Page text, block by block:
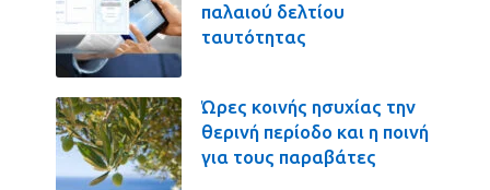
παλαιού δελτίου
ταυτότητας
Ώρες κοινής ησυχίας την
θερινή περίοδο και η ποινή
για τους παραβάτες